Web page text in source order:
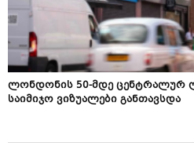
ლონდონის 50-მდე ცენტრალურ
საიმიჯო ვიზუალები განთავსდა